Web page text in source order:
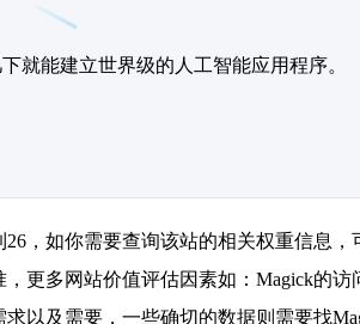
就能建立世界级的人工智能应用程序。
26，如你需要查询该站的相关权重信息，
更多网站价值评估因素如：Magick的
以及需要，一些确切的数据则需要找